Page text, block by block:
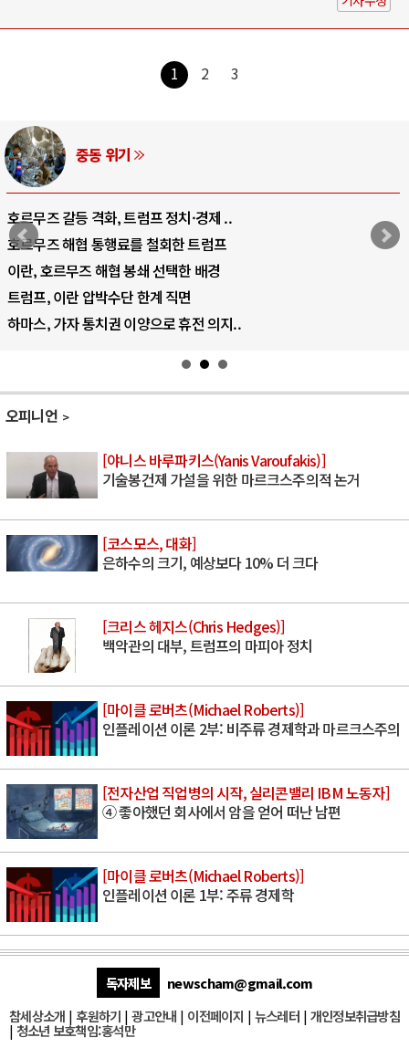
1 2 3
AI와 인간
중국 AI, 저가 공세로 글로벌 토큰 시..
AI 국부펀드 구상 놓고 미국 진보진영 ..
AI 데이터센터 반대 투쟁은 새로운 글로..
AI의 숨은 환경 비용: 데이터센터 확산..
AI는 어떻게 미국 민주주의를 잠식하고 ..
오피니언
[야니스 바루파키스(Yanis Varoufakis)]
기술봉건제 가설을 위한 마르크스주의적 논거
[코스모스, 대화]
은하수의 크기, 예상보다 10% 더 크다
[크리스 헤지스(Chris Hedges)]
백악관의 대부, 트럼프의 마피아 정치
[마이클 로버츠(Michael Roberts)]
인플레이션 이론 2부: 비주류 경제학과 마르크스주의
[전자산업 직업병의 시작, 실리콘밸리 IBM 노동자]
④ 좋아했던 회사에서 암을 얻어 떠난 남편
[마이클 로버츠(Michael Roberts)]
인플레이션 이론 1부: 주류 경제학
독자제보
newscham@gmail.com
참세상소개 | 후원하기 |광고안내 | 이전페이지 | 뉴스레터| 개인정보취급방침
| 청소년 보호책임:홍석만